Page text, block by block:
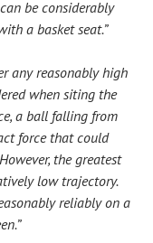
be considerably
a basket seat.”
any reasonably high
when siting the
a ball falling from
force that could
However, the greatest
low trajectory.
reliably on a